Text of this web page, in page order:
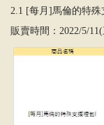
2.1 [每月]馬倫的特殊
販賣時間：2022/5/